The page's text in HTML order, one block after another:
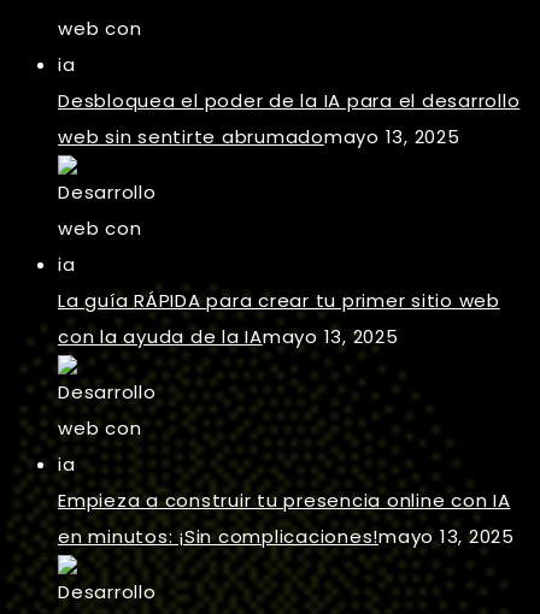
Desbloquea el poder de la IA para el desarrollo
web sin sentirte abrumadomayo 13, 2025
La guía RÁPIDA para crear tu primer sitio web
con la ayuda de la IAmayo 13, 2025
Empieza a construir tu presencia online con IA
en minutos: ¡Sin complicaciones!mayo 13, 2025